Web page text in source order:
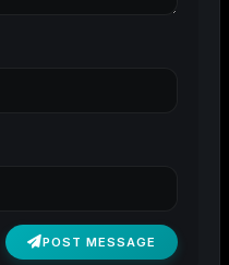
POST MESSAGE